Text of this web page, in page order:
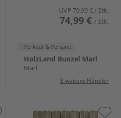
UVP 79,99 €/ Stk.
74,99 € / Stk.
Verkauf & Versand
HolzLand Bunzel Marl
Marl
8 weitere Händler